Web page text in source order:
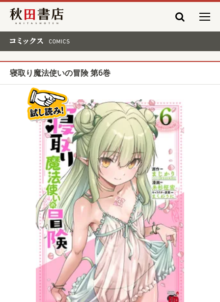
秋田書店
寝取り魔法使いの冒険 第6巻